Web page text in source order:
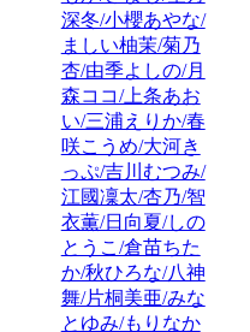
深冬/小櫻あやな/
ましい柚茉/菊乃
杏/由季よしの/月
森ココ/上条あお
い/三浦えりか/春
咲こうめ/大河き
っぷ/吉川むつみ/
江國凜太/杏乃/智
衣薫/日向夏/しの
とうこ/倉苗ちた
か/秋ひろな/八神
舞/片桐美亜/みな
とゆみ/もりなか